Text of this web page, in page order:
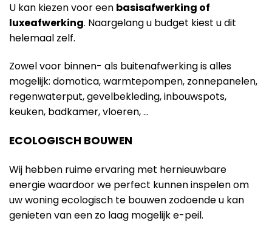
U kan kiezen voor een basisafwerking of
luxeafwerking. Naargelang u budget kiest u dit
helemaal zelf.
Zowel voor binnen- als buitenafwerking is alles
mogelijk: domotica, warmtepompen, zonnepanelen,
regenwaterput, gevelbekleding, inbouwspots,
keuken, badkamer, vloeren, …
ECOLOGISCH BOUWEN
Wij hebben ruime ervaring met hernieuwbare
energie waardoor we perfect kunnen inspelen om
uw woning ecologisch te bouwen zodoende u kan
genieten van een zo laag mogelijk e-peil.